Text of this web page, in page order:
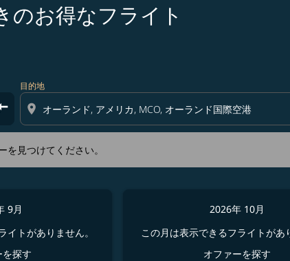
のお得なフライト
目的地
location_on
見つけてください。
ファーを見つけてください。
9月
イトがありません。
を探す
2026年 10月
この月は表示できるフライトがあ
オファーを探す